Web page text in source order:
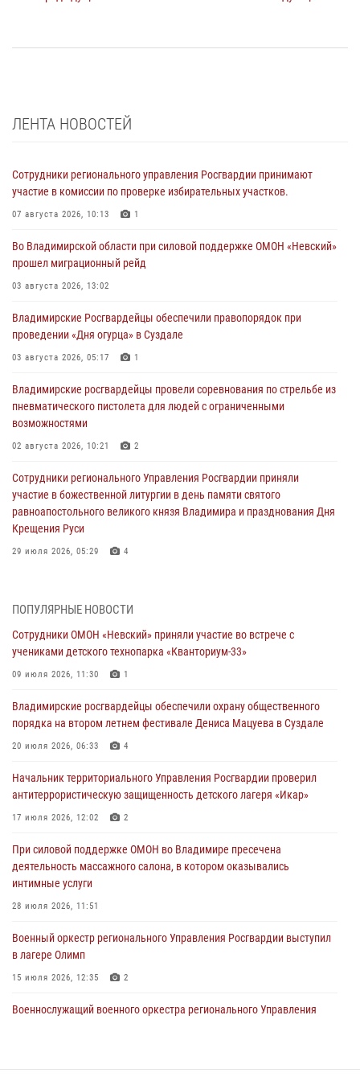
ЛЕНТА НОВОСТЕЙ
Сотрудники регионального управления Росгвардии принимают
участие в комиссии по проверке избирательных участков.
07 августа 2026, 10:13 1
Во Владимирской области при силовой поддержке ОМОН «Невский»
прошел миграционный рейд
03 августа 2026, 13:02
Владимирские Росгвардейцы обеспечили правопорядок при
проведении «Дня огурца» в Суздале
03 августа 2026, 05:17 1
Владимирские росгвардейцы провели соревнования по стрельбе из
пневматического пистолета для людей с ограниченными
возможностями
02 августа 2026, 10:21 2
Сотрудники регионального Управления Росгвардии приняли
участие в божественной литургии в день памяти святого
равноапостольного великого князя Владимира и празднования Дня
Крещения Руси
29 июля 2026, 05:29 4
интимные услуги
28 июля 2026, 11:51
Во Владимирcкой области открыли профильную Росгвардейскую
27 июля 2026, 16:43 2
Владимирские росгвардейцы обеспечили охрану общественного
20 июля 2026, 06:33 4
Военнослужащий военного оркестра регионального Управления
105-летию Центрального округа
19 июля 2026, 11:17 7
Начальник территориального Управления Росгвардии проверил
17 июля 2026, 12:02 2
ПОПУЛЯРНЫЕ НОВОСТИ
Сотрудники ОМОН «Невский» приняли участие во встрече с
учениками детского технопарка «Кванториум-33»
09 июля 2026, 11:30 1
Владимирские росгвардейцы обеспечили охрану общественного
порядка на втором летнем фестивале Дениса Мацуева в Суздале
20 июля 2026, 06:33 4
Начальник территориального Управления Росгвардии проверил
антитеррористическую защищенность детского лагеря «Икар»
17 июля 2026, 12:02 2
При силовой поддержке ОМОН во Владимире пресечена
деятельность массажного салона, в котором оказывались
интимные услуги
28 июля 2026, 11:51
Военный оркестр регионального Управления Росгвардии выступил
в лагере Олимп
15 июля 2026, 12:35 2
Военнослужащий военного оркестра регионального Управления